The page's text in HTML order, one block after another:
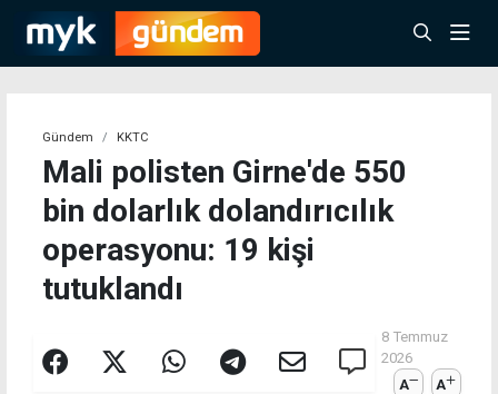
Gündem KKTC
Mali polisten Girne'de 550
bin dolarlık dolandırıcılık
operasyonu: 19 kişi
tutuklandı
8 Temmuz
2026
A
A